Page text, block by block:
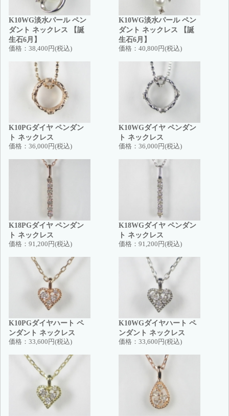
K10WG淡水パール ペン
ダント ネックレス 【誕
生石6月】
価格： 38,400円(税込)
K10WG淡水パール ペン
ダント ネックレス 【誕
生石6月】
価格： 40,800円(税込)
K10PGダイヤ ペンダン
ト ネックレス
価格： 36,000円(税込)
K10WGダイヤ ペンダン
ト ネックレス
価格： 36,000円(税込)
K18PGダイヤ ペンダン
ト ネックレス
価格： 91,200円(税込)
K18WGダイヤ ペンダン
ト ネックレス
価格： 91,200円(税込)
K10PGダイヤハート ペ
ンダント ネックレス
価格： 33,600円(税込)
K10WGダイヤハート ペ
ンダント ネックレス
価格： 33,600円(税込)